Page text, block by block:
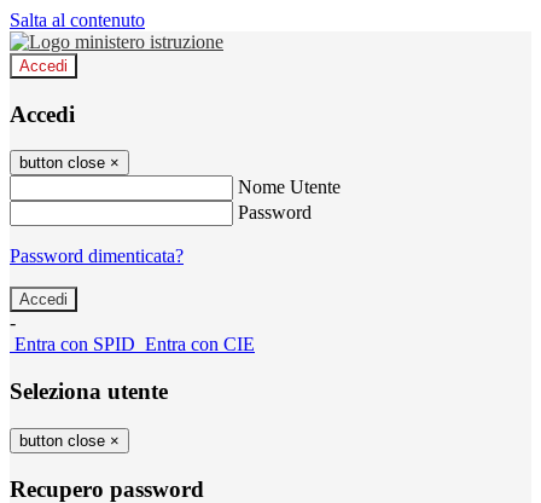
Salta al contenuto
Accedi
Accedi
button close ×
Nome Utente
Password
Password dimenticata?
-
Entra con SPID Entra con CIE
Seleziona utente
button close ×
Recupero password